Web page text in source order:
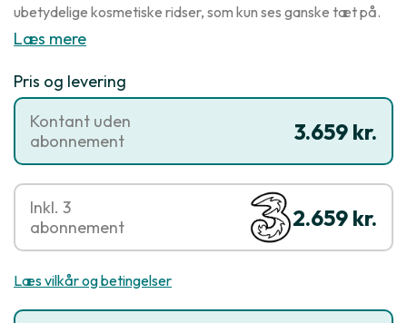
ubetydelige kosmetiske ridser, som kun ses ganske tæt på.
Læs mere
Pris og levering
3.659 kr.
Kontant uden
abonnement
2.659 kr.
Inkl. 3
abonnement
Læs vilkår og betingelser